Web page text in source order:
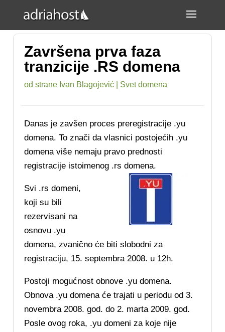
Završena prva faza
tranzicije .RS domena
od strane Ivan Blagojević Svet domena
Danas je zavšen proces preregistracije .yu
domena. To znači da vlasnici postojećih .yu
domena više nemaju pravo prednosti
registracije istoimenog .rs domena.
Svi .rs domeni,
koji su bili
rezervisani na
osnovu .yu
domena, zvanično će biti slobodni za
registraciju, 15. septembra 2008. u 12h.
Postoji mogućnost obnove .yu domena.
Obnova .yu domena će trajati u periodu od 3.
novembra 2008. god. do 2. marta 2009. god.
Posle ovog roka, .yu domeni za koje nije